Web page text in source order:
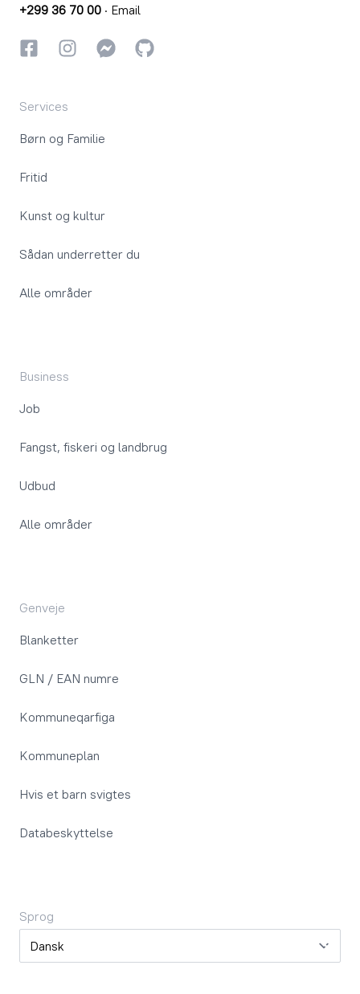
+299 36 70 00 · Email
FacebookInstagramInstagram
GitHub
Services
Børn og Familie
Fritid
Kunst og kultur
Sådan underretter du
Alle områder
Business
Job
Fangst, fiskeri og landbrug
Udbud
Alle områder
Genveje
Blanketter
GLN / EAN numre
Kommuneqarfiga
Kommuneplan
Hvis et barn svigtes
Databeskyttelse
Sprog
Sprog